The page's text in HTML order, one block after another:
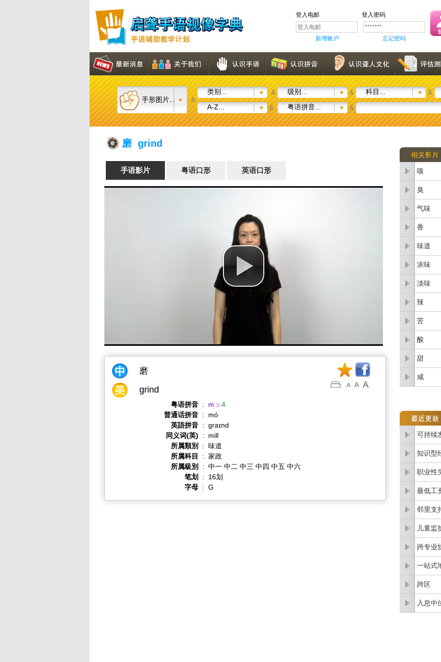
登入电邮 登入密码
新增账户 忘记密码
手形图片... &
类别... & 级别... & 科目...
&
A-Z...
& 粤语拼音... &
磨 grind
手语影片 粤语口形 英语口形
磨
grind
粤语拼音 : m ɔ 4
普通话拼音 :
mó
英語拼音 : ɡraɪnd
同义词(英)
:
mill
所属類別
: 味道
所属科目
: 家政
所属級別
: 中一 中二 中三 中四 中五 中六
笔划
:
16划
字母 : G
嗅
臭
气味
香
味道
浓味
淡味
辣
苦
酸
甜
咸
可持续
知识型
职业性
最低工
邻里支
儿童监
跨专业
一站式
跨区
入息中